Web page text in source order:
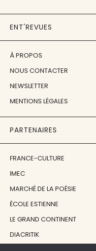
ENT'REVUES
À PROPOS
NOUS CONTACTER
NEWSLETTER
MENTIONS LÉGALES
PARTENAIRES
FRANCE-CULTURE
IMEC
MARCHÉ DE LA POÉSIE
ÉCOLE ESTIENNE
LE GRAND CONTINENT
DIACRITIK